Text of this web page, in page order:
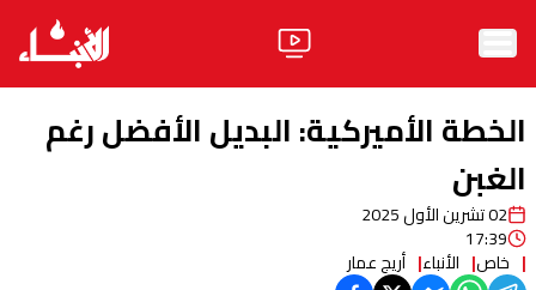
الأخبار
آراء
فيديو
الخطة الأميركية: البديل الأفضل رغم
الغبن
02 تشرين الأول 2025
17:39
خاص الأنباء أريج عمار